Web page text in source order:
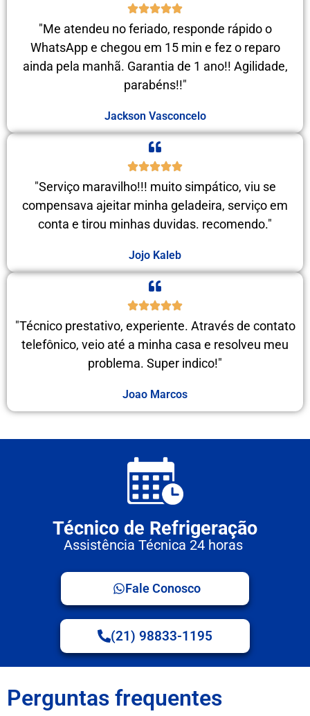
"Me atendeu no feriado, responde rápido o
WhatsApp e chegou em 15 min e fez o reparo
ainda pela manhã. Garantia de 1 ano!! Agilidade,
parabéns!!"
Jackson Vasconcelo
"Serviço maravilho!!! muito simpático, viu se
compensava ajeitar minha geladeira, serviço em
conta e tirou minhas duvidas. recomendo."
Jojo Kaleb
"Técnico prestativo, experiente. Através de contato
telefônico, veio até a minha casa e resolveu meu
problema. Super indico!"
Joao Marcos
Técnico de Refrigeração
Assistência Técnica 24 horas
Fale Conosco
(21) 98833-1195
Perguntas frequentes